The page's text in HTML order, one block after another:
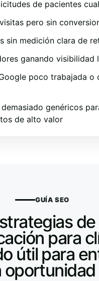
de pacientes
pero sin
sin medición clara de
ganando visibilidad
poco trabajada o
demasiado genéricos
de alto valor
GUÍA SEO
de
para
útil para
oportunidad